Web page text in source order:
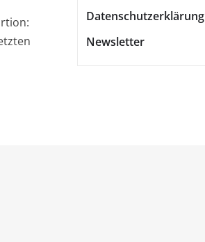
Datenschutzerklärung
Newsletter